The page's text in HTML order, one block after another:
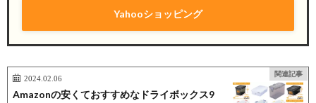
Yahooショッピング
関連記事
2024.02.06
Amazonの安くておすすめなドライボックス9